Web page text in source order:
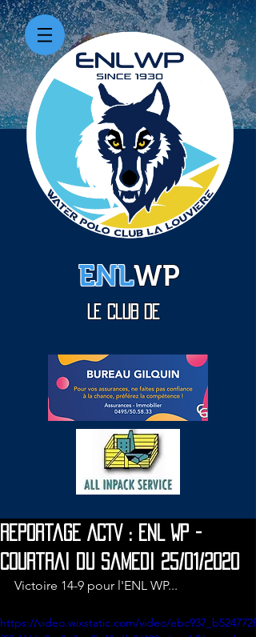
ENLWP
Le Club de
Reportage ACTV : ENL WP -
Courtrai du samedi 25/01/2020
Victoire 14-9 pour l'ENL WP...
https://video.wixstatic.com/video/ebc937_b524772f